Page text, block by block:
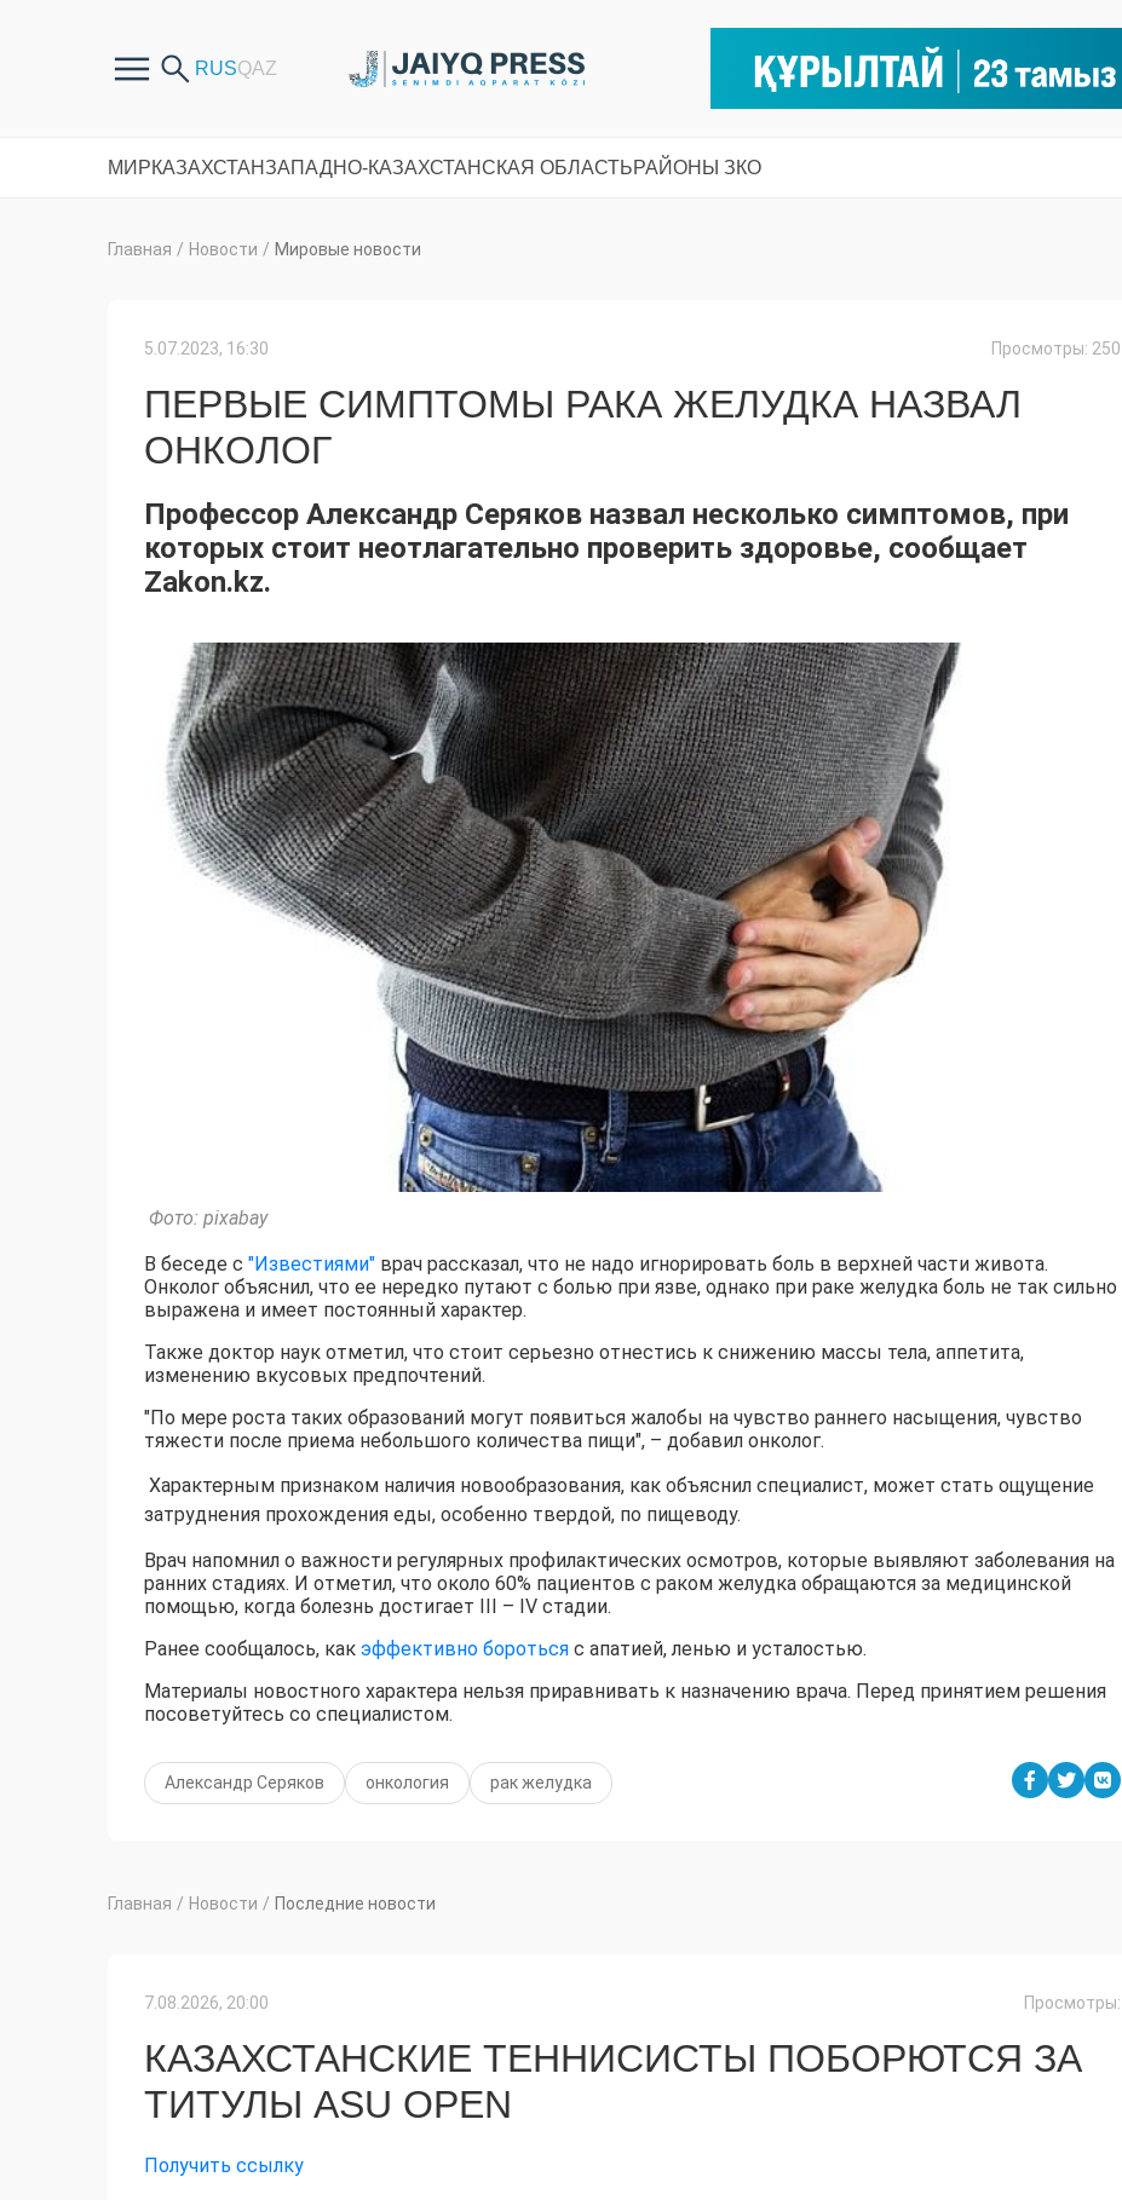
МИРКАЗАХСТАНЗАПАДНО-КАЗАХСТАНСКАЯ ОБЛАСТЬРАЙОНЫ ЗКО
Главная / Новости / Мировые новости
5.07.2023, 16:30 Просмотры: 250
ПЕРВЫЕ СИМПТОМЫ РАКА ЖЕЛУДКА НАЗВАЛ
ОНКОЛОГ
Профессор Александр Серяков назвал несколько симптомов, при
которых стоит неотлагательно проверить здоровье, сообщает
Zakon.kz.
Фото: pixabay
В беседе с "Известиями" врач рассказал, что не надо игнорировать боль в верхней части живота.
Онколог объяснил, что ее нередко путают с болью при язве, однако при раке желудка боль не так сильно
выражена и имеет постоянный характер.
Также доктор наук отметил, что стоит серьезно отнестись к снижению массы тела, аппетита,
изменению вкусовых предпочтений.
"По мере роста таких образований могут появиться жалобы на чувство раннего насыщения, чувство
тяжести после приема небольшого количества пищи", – добавил онколог.
Характерным признаком наличия новообразования, как объяснил специалист, может стать ощущение
затруднения прохождения еды, особенно твердой, по пищеводу.
Врач напомнил о важности регулярных профилактических осмотров, которые выявляют заболевания на
ранних стадиях. И отметил, что около 60% пациентов с раком желудка обращаются за медицинской
помощью, когда болезнь достигает III – IV стадии.
Ранее сообщалось, как эффективно бороться с апатией, ленью и усталостью.
Материалы новостного характера нельзя приравнивать к назначению врача. Перед принятием решения
посоветуйтесь со специалистом.
Александр Серяков онкология рак желудка
Главная / Новости / Последние новости
7.08.2026, 20:00 Просмотры:
КАЗАХСТАНСКИЕ ТЕННИСИСТЫ ПОБОРЮТСЯ ЗА
ТИТУЛЫ ASU OPEN
Получить ссылку